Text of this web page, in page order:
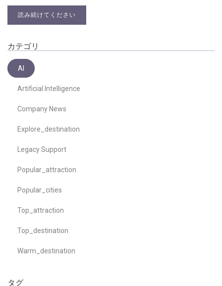
読み続けてください
カテゴリ
AI
Artificial Intelligence
Company News
Explore_destination
Legacy Support
Popular_attraction
Popular_cities
Top_attraction
Top_destination
Warm_destination
タグ